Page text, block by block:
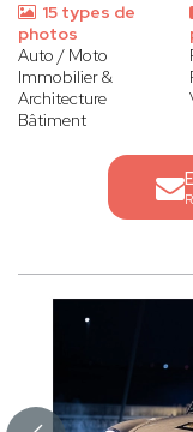
15 types de
photos
Auto / Moto
Immobilier &
Architecture
Bâtiment